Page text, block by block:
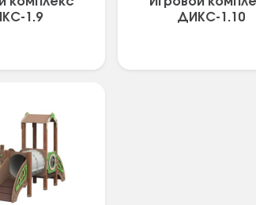
1.9
ДИКС-1.10